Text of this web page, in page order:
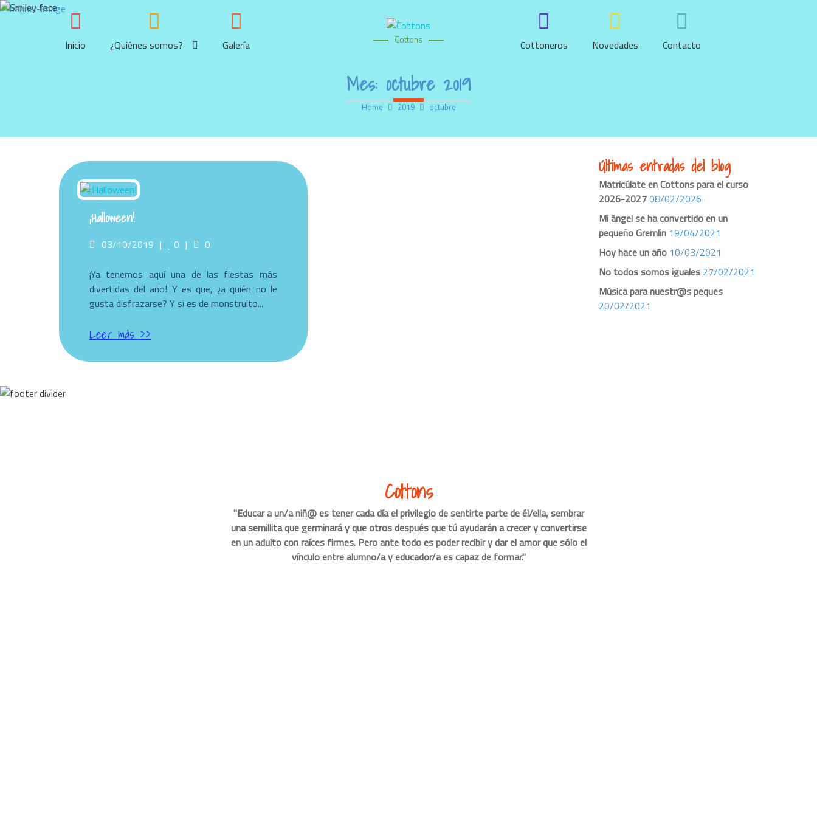
Skip
Inicio ¿Quiénes somos? Galería Cottons Cottoneros Novedades Contacto
Mes: octubre 2019
Home 2019 octubre
¡Halloween!
Posted
03/10/2019 Likes
0 Comments
0
¡Ya tenemos aquí una de las fiestas más
divertidas del año! Y es que, ¿a quién no le
gusta disfrazarse? Y si es de monstruito...
Leer más >>
Últimas entradas del blog
Matricúlate en Cottons para el curso
2026-202708/02/2026
Mi ángel se ha convertido en un
pequeño Gremlin 19/04/2021
Hoy hace un año 10/03/2021
No todos somos iguales 27/02/2021
Música para nuestr@s peques
20/02/2021
Cottons
"Educar a un/a niñ@ es tener cada día el privilegio de sentirte parte de él/ella, sembrar
una semillita que germinará y que otros después que tú ayudarán a crecer y convertirse
en un adulto con raíces firmes. Pero ante todo es poder recibir y dar el amor que sólo el
vínculo entre alumno/a y educador/a es capaz de formar."